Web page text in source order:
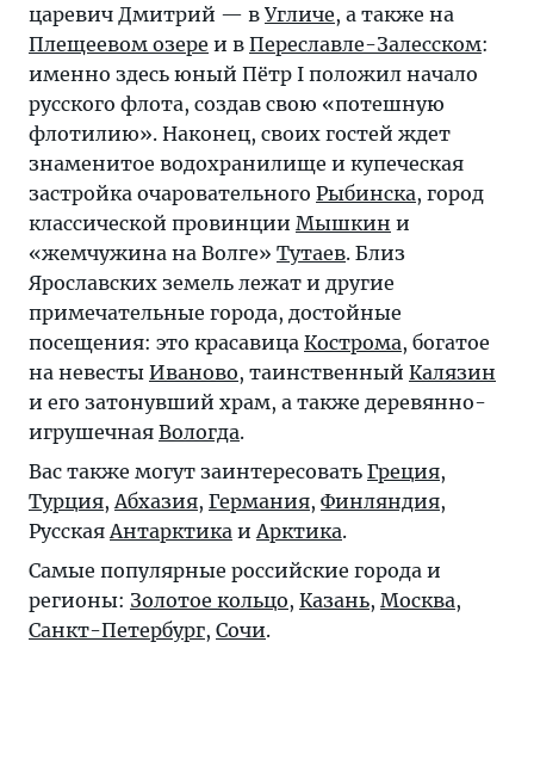
царевич Дмитрий — в Угличе, а также на
Плещеевом озере и в Переславле-Залесском:
именно здесь юный Пётр I положил начало
русского флота, создав свою «потешную
флотилию». Наконец, своих гостей ждет
знаменитое водохранилище и купеческая
застройка очаровательного Рыбинска, город
классической провинции Мышкин и
«жемчужина на Волге» Тутаев. Близ
Ярославских земель лежат и другие
примечательные города, достойные
посещения: это красавица Кострома, богатое
на невесты Иваново, таинственный Калязин
и его затонувший храм, а также деревянно-
игрушечная Вологда.
Вас также могут заинтересовать Греция,
Турция,Абхазия, Германия, Финляндия,
РусскаяАнтарктика иАрктика.
Самые популярные российские города и
регионы: Золотое кольцо, Казань, Москва,
Санкт-Петербург, Сочи.